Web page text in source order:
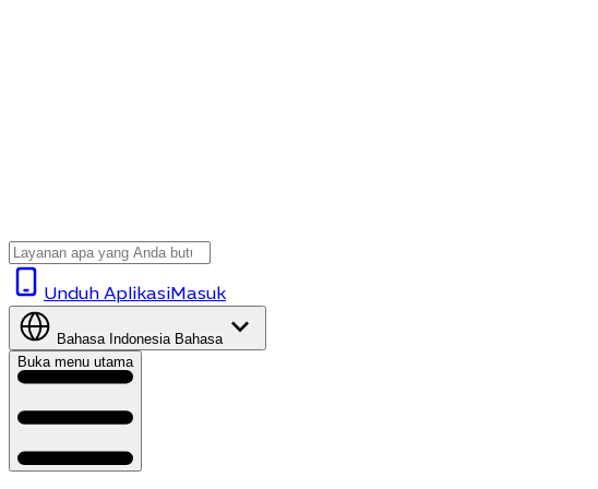
Unduh AplikasiMasuk
Bahasa Indonesia Bahasa
Buka menu utama